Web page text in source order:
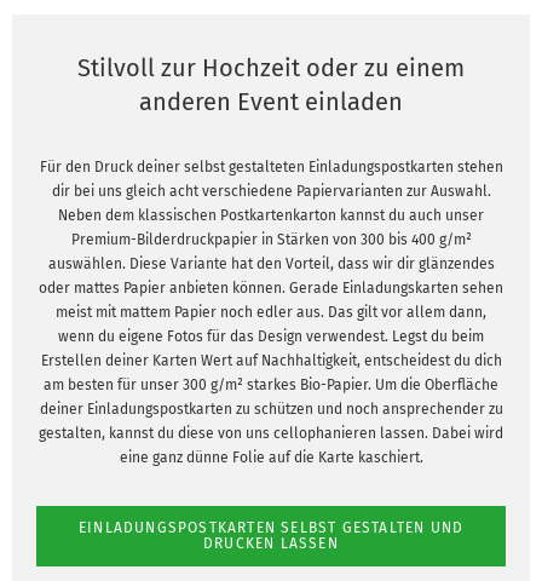
Stilvoll zur Hochzeit oder zu einem
anderen Event einladen
Für den Druck deiner selbst gestalteten Einladungspostkarten stehen
dir bei uns gleich acht verschiedene Papiervarianten zur Auswahl.
Neben dem klassischen Postkartenkarton kannst du auch unser
Premium-Bilderdruckpapier in Stärken von 300 bis 400 g/m²
auswählen. Diese Variante hat den Vorteil, dass wir dir glänzendes
oder mattes Papier anbieten können. Gerade Einladungskarten sehen
meist mit mattem Papier noch edler aus. Das gilt vor allem dann,
wenn du eigene Fotos für das Design verwendest. Legst du beim
Erstellen deiner Karten Wert auf Nachhaltigkeit, entscheidest du dich
am besten für unser 300 g/m² starkes Bio-Papier. Um die Oberfläche
deiner Einladungspostkarten zu schützen und noch ansprechender zu
gestalten, kannst du diese von uns cellophanieren lassen. Dabei wird
eine ganz dünne Folie auf die Karte kaschiert.
EINLADUNGSPOSTKARTEN SELBST GESTALTEN UND
DRUCKEN LASSEN